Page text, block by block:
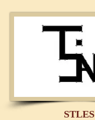
STLES